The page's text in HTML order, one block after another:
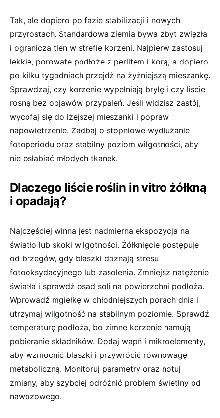
Tak, ale dopiero po fazie stabilizacji i nowych
przyrostach. Standardowa ziemia bywa zbyt zwięzła
i ogranicza tlen w strefie korzeni. Najpierw zastosuj
lekkie, porowate podłoże z perlitem i korą, a dopiero
po kilku tygodniach przejdź na żyźniejszą mieszankę.
Sprawdzaj, czy korzenie wypełniają bryłę i czy liście
rosną bez objawów przypaleń. Jeśli widzisz zastój,
wycofaj się do lżejszej mieszanki i popraw
napowietrzenie. Zadbaj o stopniowe wydłużanie
fotoperiodu oraz stabilny poziom wilgotności, aby
nie osłabiać młodych tkanek.
Dlaczego liście roślin in vitro żółkną
i opadają?
Najczęściej winna jest nadmierna ekspozycja na
światło lub skoki wilgotności. Żółknięcie postępuje
od brzegów, gdy blaszki doznają stresu
fotooksydacyjnego lub zasolenia. Zmniejsz natężenie
światła i sprawdź osad soli na powierzchni podłoża.
Wprowadź mgiełkę w chłodniejszych porach dnia i
utrzymaj wilgotność na stabilnym poziomie. Sprawdź
temperaturę podłoża, bo zimne korzenie hamują
pobieranie składników. Dodaj wapń i mikroelementy,
aby wzmocnić blaszki i przywrócić równowagę
metaboliczną. Monitoruj parametry oraz notuj
zmiany, aby szybciej odróżnić problem świetlny od
nawozowego.